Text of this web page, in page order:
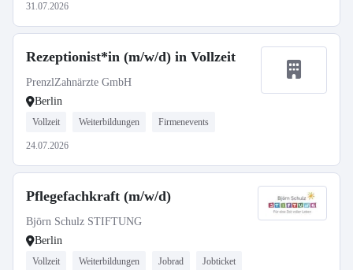
31.07.2026
Rezeptionist*in (m/w/d) in Vollzeit
PrenzlZahnärzte GmbH
Berlin
Vollzeit Weiterbildungen Firmenevents
24.07.2026
Pflegefachkraft (m/w/d)
Björn Schulz STIFTUNG
Berlin
Vollzeit Weiterbildungen Jobrad Jobticket